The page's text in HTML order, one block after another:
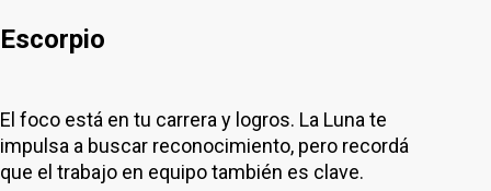
Escorpio
El foco está en tu carrera y logros. La Luna te
impulsa a buscar reconocimiento, pero recordá
que el trabajo en equipo también es clave.